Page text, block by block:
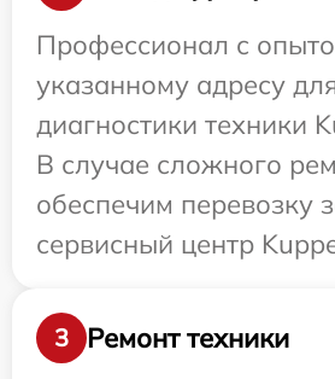
Профессионал с
указанному адресу
диагностики техники
В случае сложного
обеспечим перевозку
сервисный центр
3
Ремонт техники